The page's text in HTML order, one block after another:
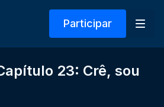
Participar
23: Crê, sou